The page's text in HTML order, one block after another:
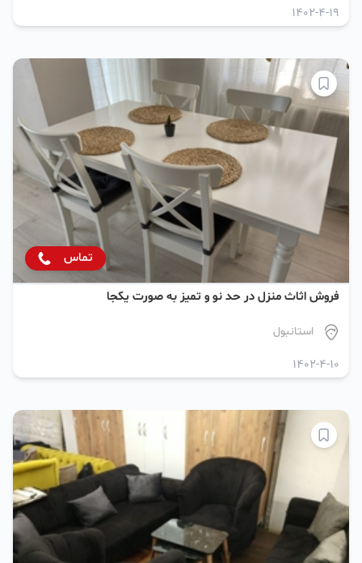
1402-4-19
تماس
فروش اثاث منزل در حد نو و تمیز به صورت یکجا
استانبول
1402-4-10